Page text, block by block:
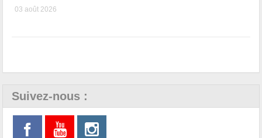
03 août 2026
Suivez-nous :